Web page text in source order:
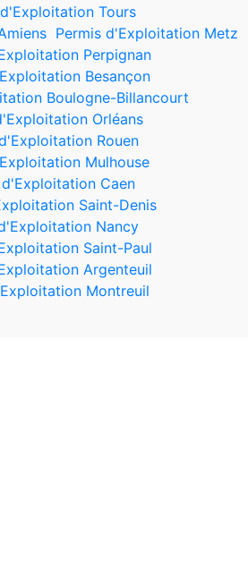
Tours
Permis d'Exploitation Metz
Perpignan
Besançon
Boulogne-Billancourt
Orléans
Rouen
Mulhouse
d'Exploitation Caen
Saint-Denis
Nancy
Saint-Paul
Argenteuil
Montreuil